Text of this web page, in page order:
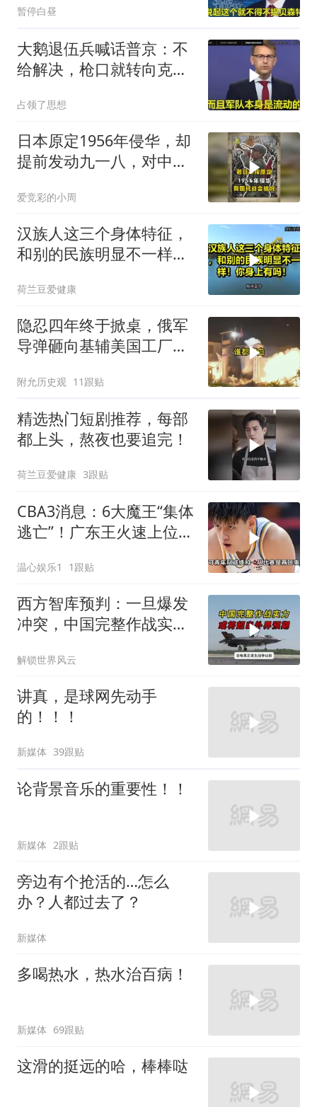
暂停白昼
大鹅退伍兵喊话普京：不
给解决，枪口就转向克里
占领了思想
日本原定1956年侵华，却
提前发动九一八，对中国
爱竞彩的小周
汉族人这三个身体特征，
和别的民族明显不一样！
荷兰豆爱健康
隐忍四年终于掀桌，俄军
导弹砸向基辅美国工厂，
附允历史观 11跟贴
精选热门短剧推荐，每部
都上头，熬夜也要追完！
荷兰豆爱健康 3跟贴
CBA3消息：6大魔王“集体
逃亡”！广东王火速上位，
温心娱乐1 1跟贴
西方智库预判：一旦爆发
冲突，中国完整作战实力
解锁世界风云
讲真，是球网先动手
的！！！
新媒体 39跟贴
论背景音乐的重要性！！
新媒体 2跟贴
旁边有个抢活的…怎么
办？人都过去了？
新媒体
多喝热水，热水治百病！
新媒体 69跟贴
这滑的挺远的哈，棒棒哒